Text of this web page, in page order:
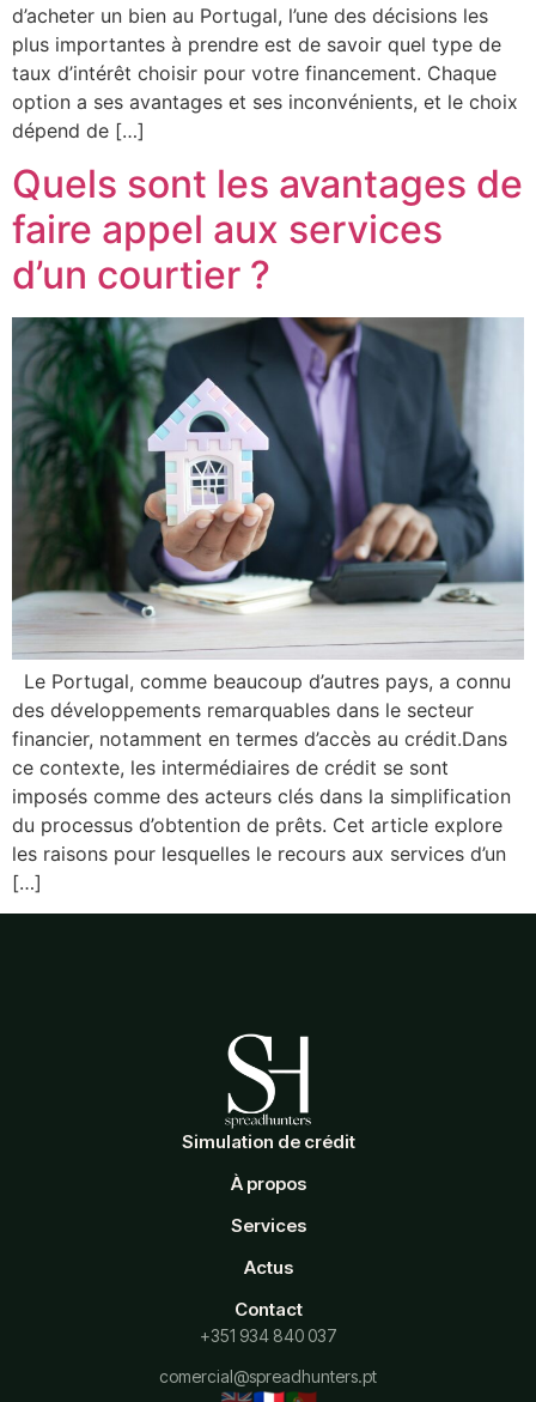
d’acheter un bien au Portugal, l’une des décisions les
plus importantes à prendre est de savoir quel type de
taux d’intérêt choisir pour votre financement. Chaque
option a ses avantages et ses inconvénients, et le choix
dépend de […]
Quels sont les avantages de
faire appel aux services
d’un courtier ?
Le Portugal, comme beaucoup d’autres pays, a connu
des développements remarquables dans le secteur
financier, notamment en termes d’accès au crédit.Dans
ce contexte, les intermédiaires de crédit se sont
imposés comme des acteurs clés dans la simplification
du processus d’obtention de prêts. Cet article explore
les raisons pour lesquelles le recours aux services d’un
[…]
Simulation de crédit
À propos
Services
Actus
Contact
+351 934 840 037
comercial@spreadhunters.pt